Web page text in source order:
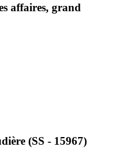
affaires, grand
(SS - 15967)